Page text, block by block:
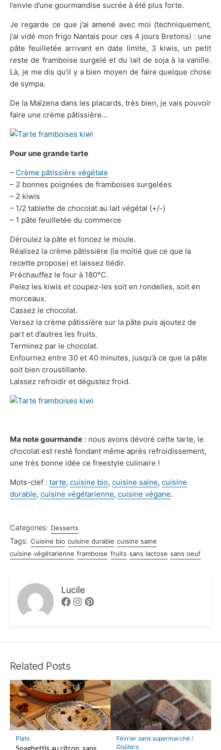
l’envie d’une gourmandise sucrée à été plus forte.
Je regarde ce que j’ai amené avec moi (techniquement,
j’ai vidé mon frigo Nantais pour ces 4 jours Bretons) : une
pâte feuilletée arrivant en date limite, 3 kiwis, un petit
reste de framboise surgelé et du lait de soja à la vanille.
Là, je me dis qu’il y a bien moyen de faire quelque chose
de sympa.
De la Maïzena dans les placards, très bien, je vais pouvoir
faire une crème pâtissière…
Pour une grande tarte
– Crème pâtissière végétale
– 2 bonnes poignées de framboises surgelées
– 2 kiwis
– 1/2 tablette de chocolat au lait végétal (+/-)
– 1 pâte feuilletée du commerce
Déroulez la pâte et foncez le moule.
Réalisez la crème pâtissière (la moitié que ce que la
recette propose) et laissez tiédir.
Préchauffez le four à 180°C.
Pelez les kiwis et coupez-les soit en rondelles, soit en
morceaux.
Cassez le chocolat.
Versez la crème pâtissière sur la pâte puis ajoutez de
part et d’autres les fruits.
Terminez par le chocolat.
Enfournez entre 30 et 40 minutes, jusqu’à ce que la pâte
soit bien croustillante.
Laissez refroidir et dégustez froid.
Ma note gourmande : nous avons dévoré cette tarte, le
chocolat est resté fondant même après refroidissement,
une très bonne idée ce freestyle culinaire !
Mots-clef : tarte, cuisine bio, cuisine saine, cuisine
durable, cuisine végétarienne, cuisine végane.
Categories: Desserts
Tags: Cuisine bio cuisine durable cuisine saine
cuisine végétarienne framboise fruits sans lactose sans oeuf
Lucile
FacebookInstagram
Pinterest
Related Posts
Plats Février sans supermarché/
Goûters